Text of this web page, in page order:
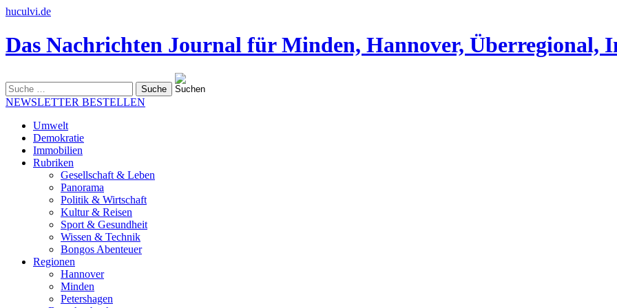
huculvi.de
Das Nachrichten Journal für Minden, Hannover, Überregional,
nach:
NEWSLETTER BESTELLEN
Umwelt
Demokratie
Immobilien
Rubriken
Gesellschaft & Leben
Panorama
Politik & Wirtschaft
Kultur & Reisen
Sport & Gesundheit
Wissen & Technik
Bongos Abenteuer
Regionen
Hannover
Minden
Petershagen